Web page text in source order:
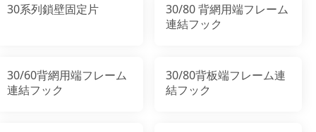
30系列鎖壁固定片
30/80 背網用端フレーム
連結フック
30/60背網用端フレーム
連結フック
30/80背板端フレーム連
結フック